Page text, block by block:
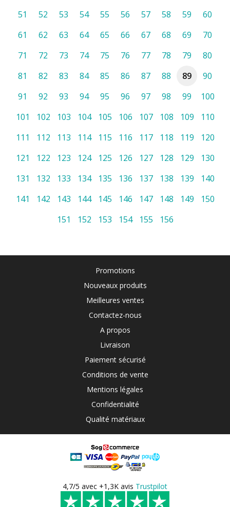
51
52 53 54 55 56 57 58 59
60
61
62 63 64 65 66 67 68 69
70
71
72 73 74 75 76 77 78 79
80
81
82 83 84 85 86 87 88 89
90
91
92 93 94 95 96 97 98 99
100
101
102 103 104 105 106 107 108 109
110
111
112 113 114 115 116 117 118 119
120
121
122 123 124 125 126 127 128 129
130
131
132 133 134 135 136 137 138 139
140
141
142 143 144 145 146 147 148 149
150
151
152 153 154 155 156
Promotions
Nouveaux produits
Meilleures ventes
Contactez-nous
A propos
Livraison
Paiement sécurisé
Conditions de vente
Mentions légales
Confidentialité
Qualité matériaux
4,7/5 avec +1,3K avis Trustpilot